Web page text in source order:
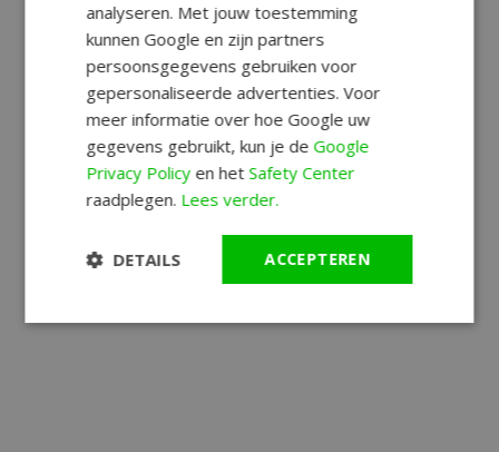
analyseren. Met jouw toestemming
kunnen Google en zijn partners
persoonsgegevens gebruiken voor
gepersonaliseerde advertenties. Voor
meer informatie over hoe Google uw
gegevens gebruikt, kun je deGoogle
Privacy Policyen hetSafety Center
raadplegen. Lees verder.
ACCEPTEREN
DETAILS